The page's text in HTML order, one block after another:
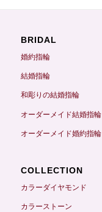
BRIDAL
婚約指輪
結婚指輪
和彫りの結婚指輪
オーダーメイド結婚指輪
オーダーメイド婚約指輪
COLLECTION
カラーダイヤモンド
カラーストーン